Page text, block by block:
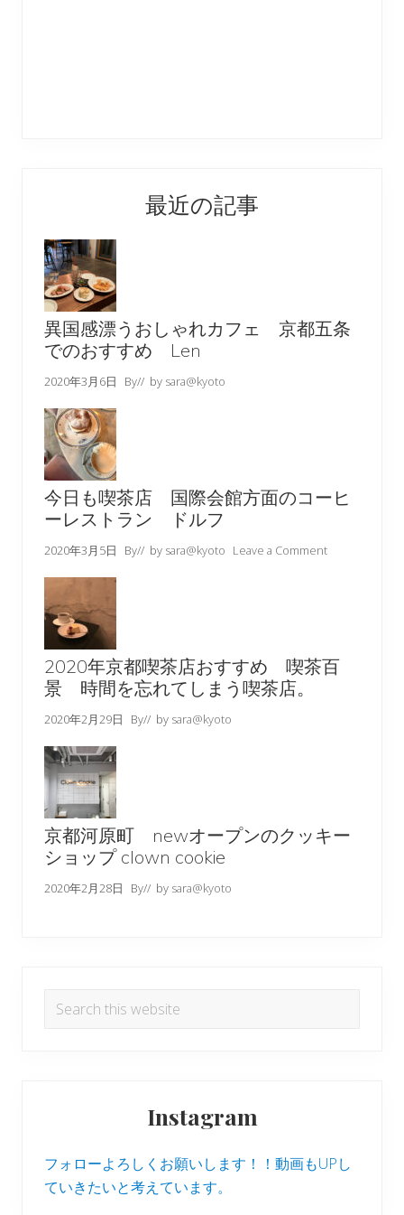
最近の記事
異国感漂うおしゃれカフェ 京都五条
でのおすすめ Len
2020年3月6日 By// by sara@kyoto
今日も喫茶店 国際会館方面のコーヒ
ーレストラン ドルフ
2020年3月5日 By// by sara@kyoto Leave a Comment
2020年京都喫茶店おすすめ 喫茶百
景 時間を忘れてしまう喫茶店。
2020年2月29日 By// by sara@kyoto
京都河原町 newオープンのクッキー
ショップ clown cookie
2020年2月28日 By// by sara@kyoto
Search
Instagram
フォローよろしくお願いします！！動画もUPし
ていきたいと考えています。